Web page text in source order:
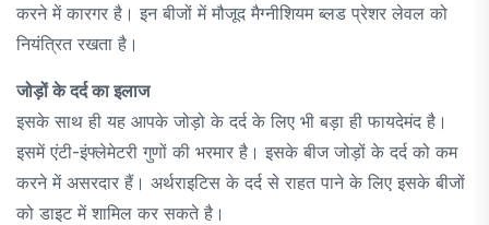
करने में कारगर है। इन बीजों में मौजूद मैग्नीशियम ब्लड प्रेशर लेवल को
नियंत्रित रखता है।
जोड़ों के दर्द का इलाज
इसके साथ ही यह आपके जोड़ो के दर्द के लिए भी बड़ा ही फायदेमंद है।
इसमें एंटी-इंफ्लेमेटरी गुणों की भरमार है। इसके बीज जोड़ों के दर्द को कम
करने में असरदार हैं। अर्थराइटिस के दर्द से राहत पाने के लिए इसके बीजों
को डाइट में शामिल कर सकते है।